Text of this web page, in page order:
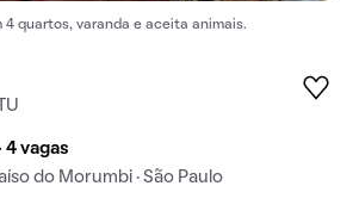
4 quartos, varanda e aceita animais.
4 vagas
do Morumbi · São Paulo